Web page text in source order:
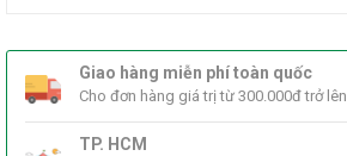
Giao hàng miễn phí toàn quốc
Cho đơn hàng giá trị từ 300.000đ trở lên
TP. HCM